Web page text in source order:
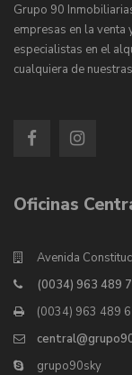
Grupo 90
empresas en la
especialistas en el
cualquiera de
Oficinas
Avenida
(0034) 963 489
(0034) 963 489
grupo90sky